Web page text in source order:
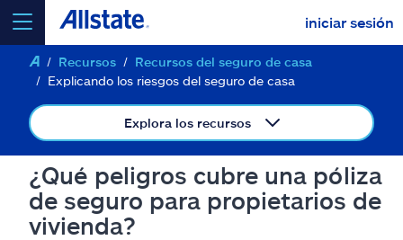
iniciar sesión
seleccionar un producto paracotizar
Select a Product
Recursos
Recursos del seguro de casa
Explicando los riesgos del seguro de casa
Explora los recursos
¿Qué peligros cubre una póliza
de seguro para propietarios de
vivienda?